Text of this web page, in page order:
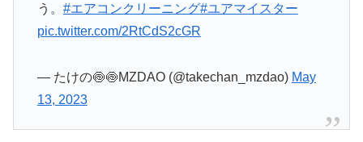
う。 #エアコンクリーニング#ユアマイスター
pic.twitter.com/2RtCdS2cGR
— たけの🍥🍥MZDAO (@takechan_mzdao) May
13, 2023